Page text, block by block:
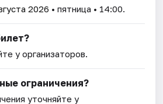
2026 • пятница • 14:00.
у организаторов.
ограничения?
уточняйте у